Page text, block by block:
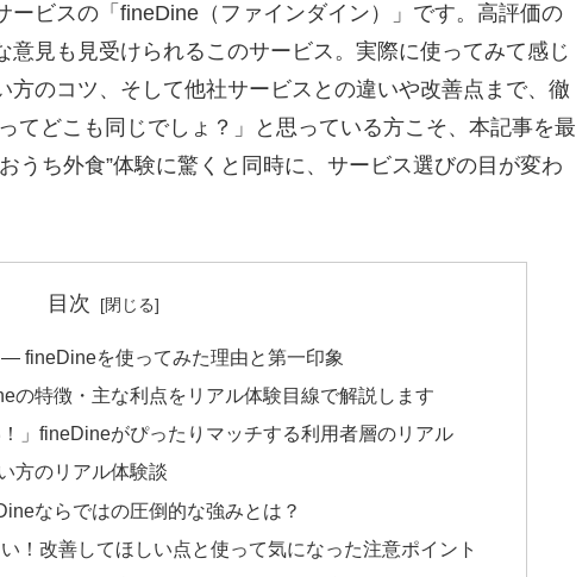
ービスの「fineDine（ファインダイン）」です。高評価の
意見も見受けられるこのサービス。実際に使ってみて感じ
方のコツ、そして他社サービスとの違いや改善点まで、徹
てどこも同じでしょ？」と思っている方こそ、本記事を最
うち外食”体験に驚くと同時に、サービス選びの目が変わ
目次
― fineDineを使ってみた理由と第一印象
の特徴・主な利点をリアル体験目線で解説します
」fineDineがぴったりマッチする利用者層のリアル
方のリアル体験談
ならではの圧倒的な強みとは？
！改善してほしい点と使って気になった注意ポイント